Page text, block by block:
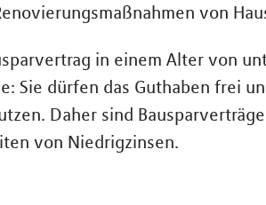
von
in einem Alter von
Sie dürfen das Guthaben frei
Daher sind
von Niedrigzinsen.